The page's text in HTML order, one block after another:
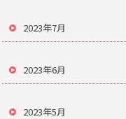
2023年7月
2023年6月
2023年5月